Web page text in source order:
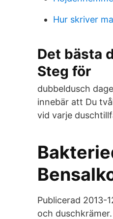
Hur skriver
Det bästa
Steg för
dubbeldusch
innebär att Du
vid varje
Publicerad 2013-
och